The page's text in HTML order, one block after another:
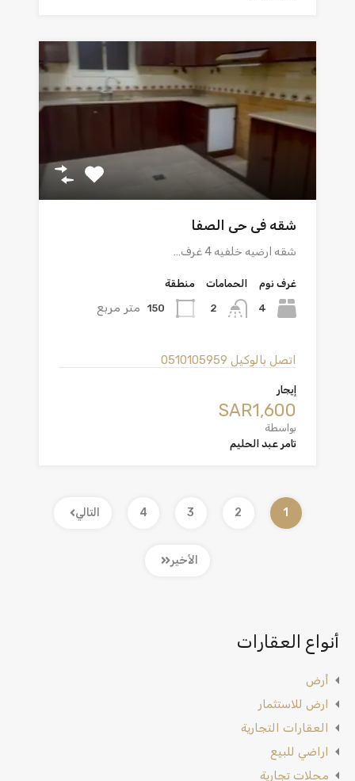
شقه فى حى الصفا
شقه ارضيه خلفيه 4 غرف…
غرف نوم
4
الحمامات
2
منطقة
150 متر مربع
اتصل بالوكيل 0510105959
إيجار
‪SAR1,600
بواسطة
تامر عبد الحليم
1
2
3
4 التالي
الأخير
أنواع العقارات
أرض
ارض للاستثمار
العقارات التجارية
اراضي للبيع
محلات تجارية